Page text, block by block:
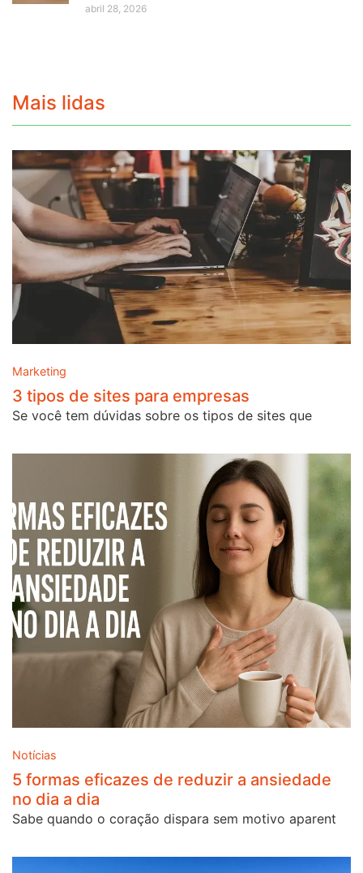
abril 28, 2026
Mais lidas
Marketing
3 tipos de sites para empresas
Se você tem dúvidas sobre os tipos de sites que
Notícias
5 formas eficazes de reduzir a ansiedade
no dia a dia
Sabe quando o coração dispara sem motivo aparent